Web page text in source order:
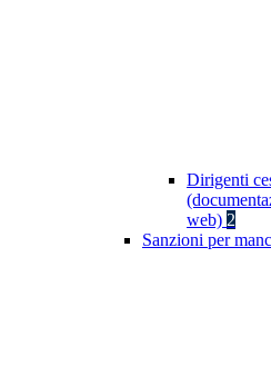
Dirigenti
web) 2
Sanzioni per